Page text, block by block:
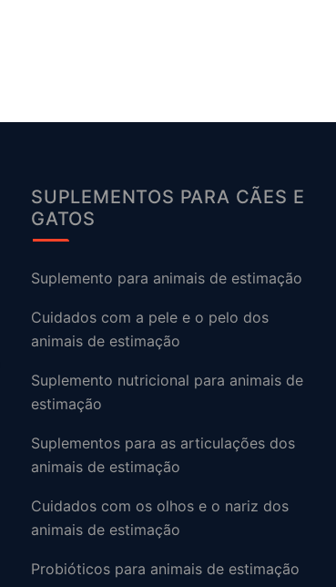
SUPLEMENTOS PARA CÃES E
GATOS
Suplemento para animais de estimação
Cuidados com a pele e o pelo dos
animais de estimação
Suplemento nutricional para animais de
estimação
Suplementos para as articulações dos
animais de estimação
Cuidados com os olhos e o nariz dos
animais de estimação
Probióticos para animais de estimação